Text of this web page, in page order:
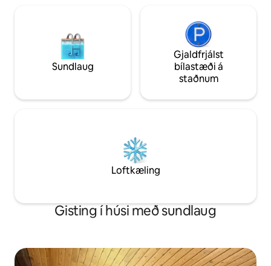
Sundlaug
Gjaldfrjálst
bílastæði á
staðnum
Loftkæling
Gisting í húsi með sundlaug